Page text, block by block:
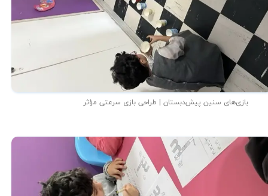
بازی‌های سنین پیش‌دبستان | طراحی بازی سرعتی مؤثر